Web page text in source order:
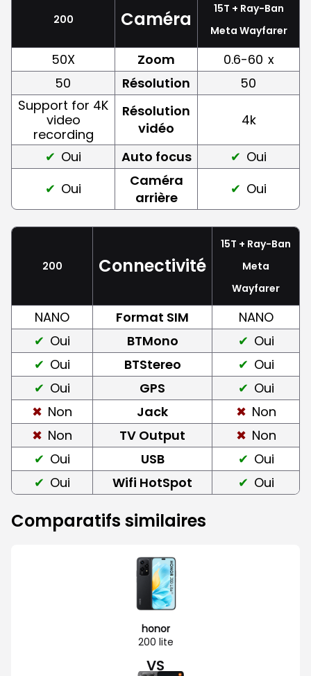
200 Caméra
15T + Ray-Ban
Meta Wayfarer
50X Zoom 0.6-60 x
50
Résolution
50
Support for 4K
video
recording
Résolution
vidéo
4k
Oui Auto focus
Oui
Oui
Caméra
arrière
Oui
200 Connectivité
15T + Ray-Ban
Meta
Wayfarer
NANO Format SIM
NANO
Oui
BTMono
Oui
Oui
BTStereo
Oui
Oui
GPS
Oui
Non
Jack
Non
Non
TV Output
Non
Oui
USB
Oui
Oui
Wifi HotSpot Oui
Comparatifs similaires
honor
200 lite
VS